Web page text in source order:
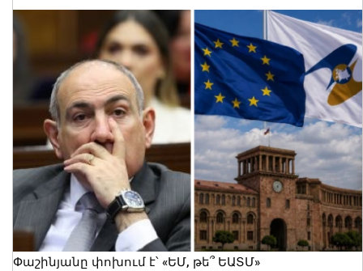
Փաշինյանը փոխում է՝ «ԵՄ, թե՞ ԵԱՏՄ»